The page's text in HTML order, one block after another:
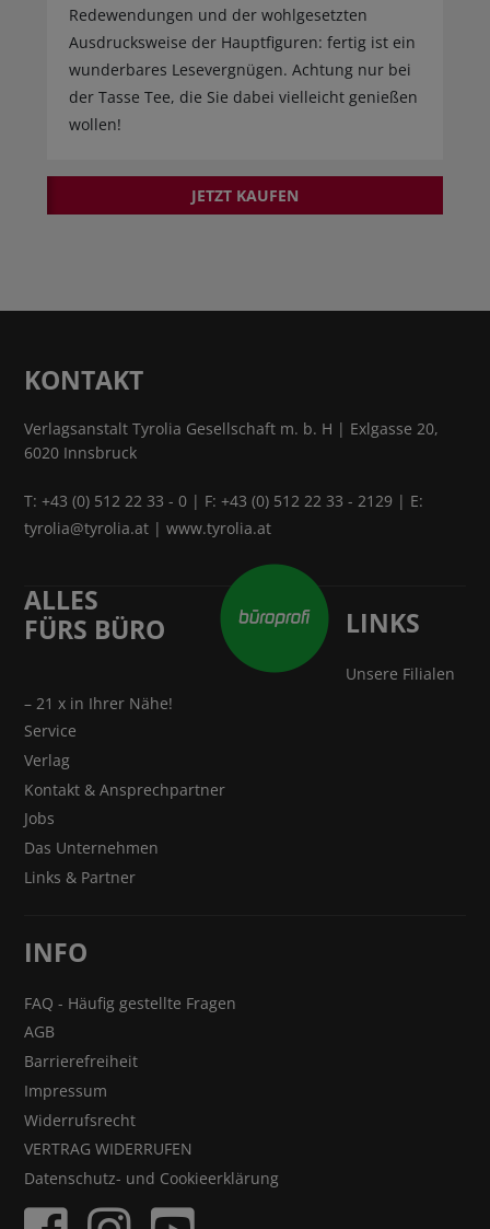
Redewendungen und der wohlgesetzten
Ausdrucksweise der Hauptfiguren: fertig ist ein
wunderbares Lesevergnügen. Achtung nur bei
der Tasse Tee, die Sie dabei vielleicht genießen
wollen!
JETZT KAUFEN
KONTAKT
Verlagsanstalt Tyrolia Gesellschaft m. b. H | Exlgasse 20,
6020 Innsbruck
T:+43 (0) 512 22 33 - 0 | F: +43 (0) 512 22 33 - 2129 | E:
tyrolia@tyrolia.at |www.tyrolia.at
ALLES
FÜRS BÜRO
LINKS
Unsere Filialen
– 21 x in Ihrer Nähe!
Service
Verlag
Kontakt & Ansprechpartner
Jobs
Das Unternehmen
Links & Partner
INFO
FAQ - Häufig gestellte Fragen
AGB
Barrierefreiheit
Impressum
Widerrufsrecht
VERTRAG WIDERRUFEN
Datenschutz- und Cookieerklärung